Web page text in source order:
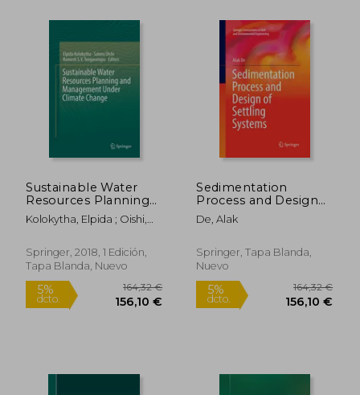
5%
dcto.
5%
dcto.
Sustainable Water
Resources Planning
and Management
Under Climate
Kolokytha, Elpida ; Oishi,
Ramesh S. V.
Springer, 2018, 1 Edición,
Tapa Blanda, Nuevo
Sedimentation
Process and Design
of Settling Systems
(en Inglés)
De, Alak
Springer, Tapa Blanda,
Nuevo